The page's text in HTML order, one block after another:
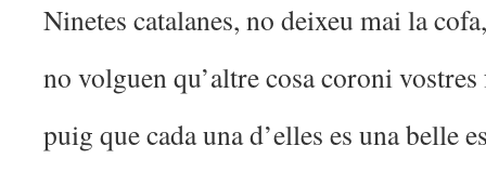
Ninetes catalanes, no deixeu mai la cofa,
no volguen qu’altre cosa coroni
puig que cada una d’elles es una belle